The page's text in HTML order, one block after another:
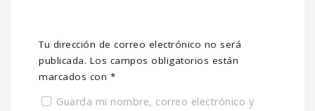
Tu dirección de correo electrónico no será
publicada. Los campos obligatorios están
marcados con *
Guarda mi nombre, correo electrónico y